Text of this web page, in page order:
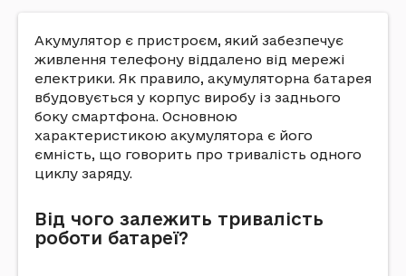
Акумулятор є пристроєм, який забезпечує
живлення телефону віддалено від мережі
електрики. Як правило, акумуляторна батарея
вбудовується у корпус виробу із заднього
боку смартфона. Основною
характеристикою акумулятора є його
ємність, що говорить про тривалість одного
циклу заряду.
Від чого залежить тривалість
роботи батареї?